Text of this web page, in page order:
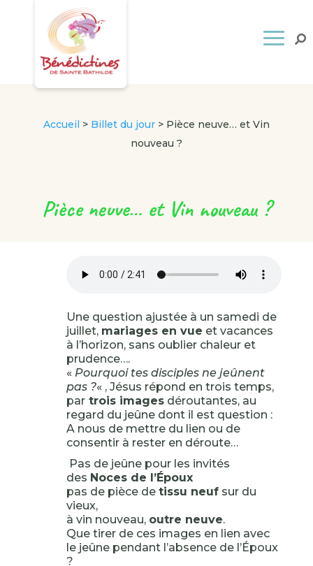
Accueil > Billet du jour> Pièce neuve… et Vin
nouveau ?
Pièce neuve… et Vin nouveau ?
Une question ajustée à un samedi de
juillet, mariages en vue et vacances
à l’horizon, sans oublier chaleur et
prudence….
« Pourquoi tes disciples ne jeûnent
pas ?« , Jésus répond en trois temps,
partrois imagesdéroutantes, au
regard du jeûne dont il est question :
A nous de mettre du lien ou de
consentir à rester en déroute…
Pas de jeûne pour les invités
des Noces de l’Époux
pas de pièce de tissu neufsur du
vieux,
à vin nouveau, outre neuve.
Que tirer de ces images en lien avec
le jeûne pendant l’absence de l’Époux
?